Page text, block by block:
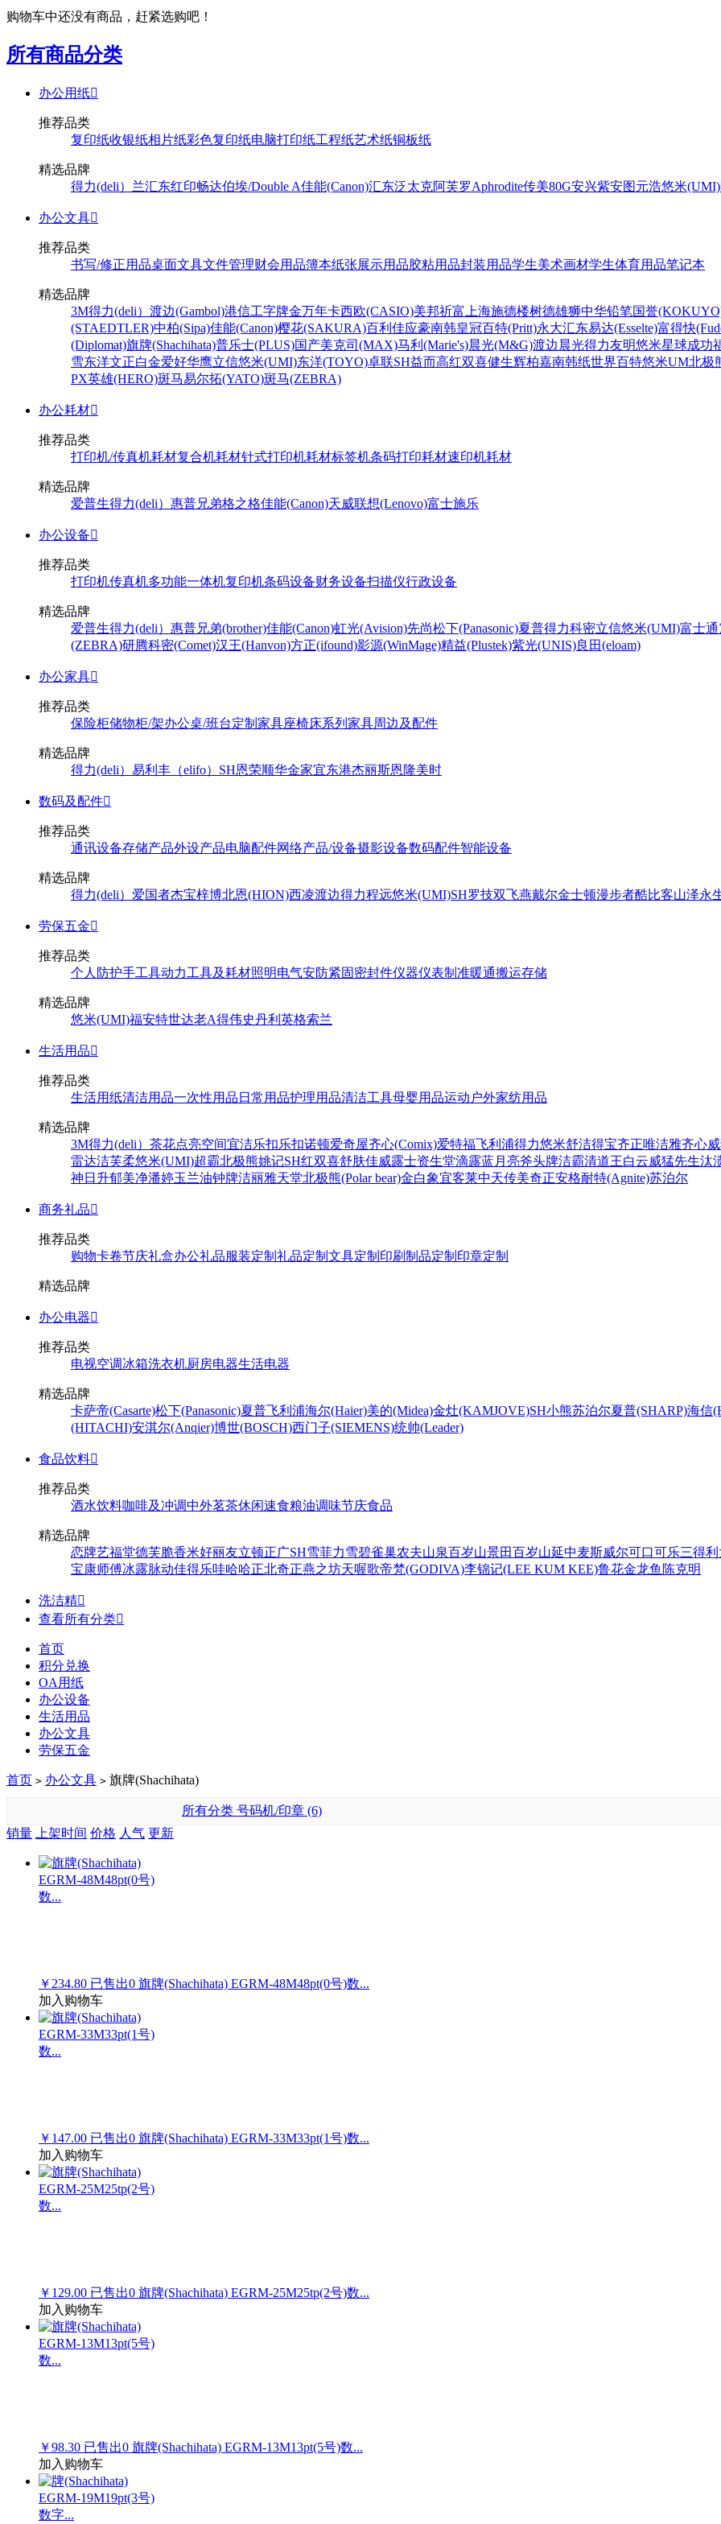
购物车中还没有商品，赶紧选购吧！
所有商品分类
办公用纸
推荐品类
复印纸收银纸相片纸彩色复印纸电脑打印纸工程纸艺术纸铜板纸
精选品牌
得力(deli） 兰汇东红印畅达伯埃/Double A佳能(Canon)汇东泛太克阿芙罗Aphrodite传美80G安兴紫安图元浩悠米(UMI)
办公文具
推荐品类
书写/修正用品桌面文具文件管理财会用品簿本纸张展示用品胶粘用品封装用品学生美术画材学生体育用品笔记本
精选品牌
3M得力(deli） 渡边(Gambol)港信工字牌金万年卡西欧(CASIO)美邦祈富 上海施德楼树德雄狮中华铅笔国誉
(STAEDTLER)中柏(Sipa)佳能(Canon)樱花(SAKURA)百利佳应豪南韩皇冠百特(Pritt)永大汇东易达(Esselte)富得快
(Diplomat)旗牌(Shachihata)普乐士(PLUS)国产美克司(MAX)马利(Marie's)晨光(M&G)渡边 晨光得力友明悠米星球成功
雪东洋文正白金爱好华鹰立信悠米(UMI)东洋(TOYO)卓联SH益而高红双喜健生辉柏嘉南韩纸世界百特悠米UM北极
PX英雄(HERO)斑马易尔拓(YATO)斑马(ZEBRA)
办公耗材
推荐品类
打印机/传真机耗材复合机耗材针式打印机耗材标签机条码打印耗材速印机耗材
精选品牌
爱普生得力(deli） 惠普兄弟格之格佳能(Canon)天威联想(Lenovo)富士施乐
办公设备
推荐品类
打印机传真机多功能一体机复印机条码设备财务设备扫描仪行政设备
精选品牌
爱普生得力(deli） 惠普兄弟(brother)佳能(Canon)虹光(Avision)先尚松下(Panasonic)夏普得力科密立信悠米(UMI)富士通
(ZEBRA)研腾科密(Comet)汉王(Hanvon)方正(ifound)影源(WinMage)精益(Plustek)紫光(UNIS)良田(eloam)
办公家具
推荐品类
保险柜储物柜/架办公桌/班台定制家具座椅床系列 家具周边及配件
精选品牌
得力(deli） 易利丰（elifo） SH恩荣顺华金家宜东港杰丽斯恩隆美时
数码及配件
推荐品类
通讯设备存储产品外设产品电脑配件网络产品/设备摄影设备数码配件智能设备
精选品牌
得力(deli） 爱国者杰宝梓博北恩(HION)西凌渡边得力程远悠米(UMI)SH罗技双飞燕戴尔金士顿漫步者酷比客山泽永
劳保五金
推荐品类
个人防护手工具动力工具及耗材照明电气安防紧固密封件仪器仪表制准暖通搬运存储
精选品牌
悠米(UMI)福安特世达老A得伟史丹利 英格索兰
生活用品
推荐品类
生活用纸清洁用品一次性用品 日常用品护理用品清洁工具母婴用品运动户外家纺用品
精选品牌
3M得力(deli） 茶花点亮空间宜洁乐扣乐扣诺顿爱奇屋齐心(Comix)爱特福飞利浦得力悠米舒洁得宝齐正唯洁雅齐心
雷达洁芙柔悠米(UMI)超霸北极熊姚记SH红双喜舒肤佳威露士资生堂滴露蓝月亮斧头牌洁霸清道王白云威猛先生汰
神 日升郁美净潘婷玉兰油钟牌洁丽雅天堂北极熊(Polar bear)金白象宜客莱中天传美奇正安格耐特(Agnite)苏泊尔
商务礼品
推荐品类
购物卡卷节庆礼盒办公礼品服装定制 礼品定制 文具定制 印刷制品定制 印章定制
精选品牌
办公电器
推荐品类
电视空调冰箱洗衣机厨房电器生活电器
精选品牌
卡萨帝(Casarte)松下(Panasonic)夏普飞利浦海尔(Haier)美的(Midea)金灶(KAMJOVE)SH小熊苏泊尔夏普(SHARP)海信
(HITACHI)安淇尔(Anqier)博世(BOSCH)西门子(SIEMENS)统帅(Leader)
食品饮料
推荐品类
酒水饮料咖啡及冲调中外茗茶休闲速食粮油调味节庆食品
精选品牌
恋牌艺福堂德芙脆香米好丽友立顿正广SH雪菲力雪碧雀巢农夫山泉百岁山景田百岁山延中麦斯威尔可口可乐三得利
宝康师傅冰露脉动佳得乐哇哈哈正北奇正燕之坊天喔歌帝梵(GODIVA)李锦记(LEE KUM KEE)鲁花金龙鱼 陈克明
洗洁精
查看所有分类
首页
积分兑换
OA用纸
办公设备
生活用品
办公文具
劳保五金
首页 > 办公文具 > 旗牌(Shachihata)
所有分类 号码机/印章 (6)
销量
上架时间 价格 人气 更新
￥234.80 已售出0 旗牌(Shachihata) EGRM-48M48pt(0号)数...
加入购物车
￥147.00 已售出0 旗牌(Shachihata) EGRM-33M33pt(1号)数...
加入购物车
￥129.00 已售出0 旗牌(Shachihata) EGRM-25M25tp(2号)数...
加入购物车
￥98.30 已售出0 旗牌(Shachihata) EGRM-13M13pt(5号)数...
加入购物车